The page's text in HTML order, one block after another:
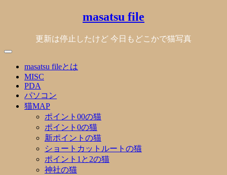
masatsu file
更新は停止したけど 今日もどこかで猫写真
masatsu fileとは
MISC
PDA
パソコン
猫MAP
ポイント00の猫
ポイント0の猫
新ポイントの猫
ショートカットルートの猫
ポイント1と2の猫
神社の猫